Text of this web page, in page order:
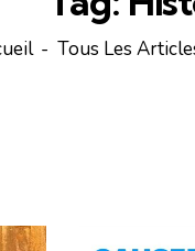
Tous Les